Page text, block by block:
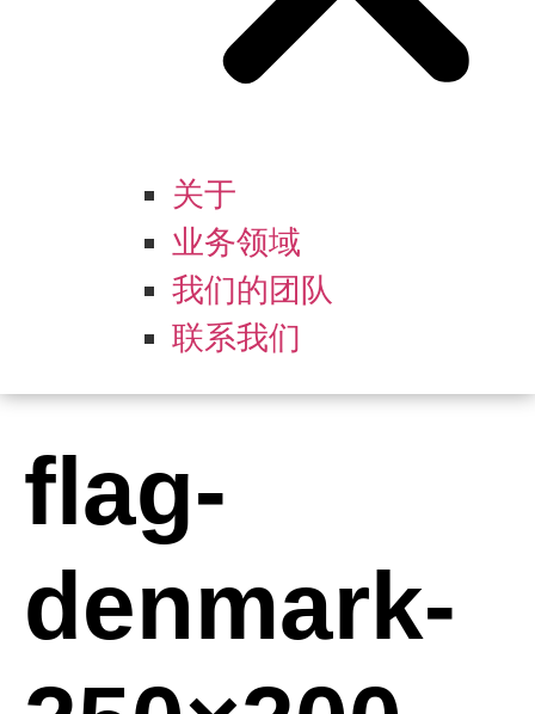
关于
业务领域
我们的团队
联系我们
flag-
denmark-